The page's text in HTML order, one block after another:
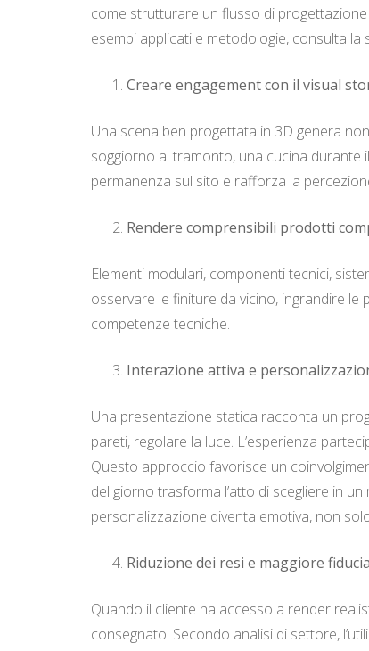
come strutturare un flusso di
esempi applicati e metodologie, consulta la
Creare engagement con il visual
Una scena ben progettata in 3D genera
soggiorno al tramonto, una cucina durante
permanenza sul sito e rafforza la
Rendere comprensibili prodotti
Elementi modulari, componenti tecnici,
osservare le finiture da vicino, ingrandire
competenze tecniche.
Interazione attiva e
Una presentazione statica racconta un
pareti, regolare la luce. L’esperienza
Questo approccio favorisce un
del giorno trasforma l’atto di scegliere in
personalizzazione diventa emotiva, non
Riduzione dei resi e maggiore fiducia
Quando il cliente ha accesso a render
consegnato. Secondo analisi di settore,